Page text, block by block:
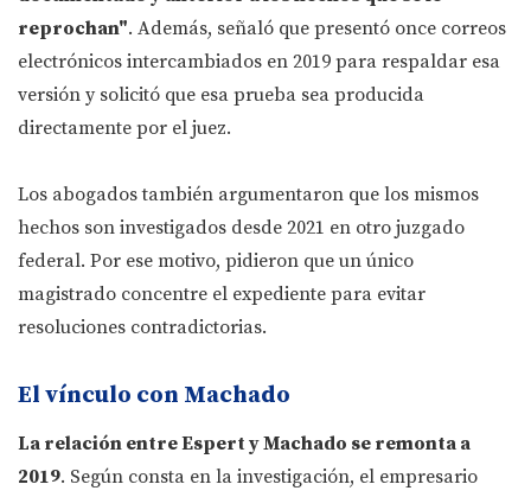
reprochan". Además, señaló que presentó once correos
electrónicos intercambiados en 2019 para respaldar esa
versión y solicitó que esa prueba sea producida
directamente por el juez.
Los abogados también argumentaron que los mismos
hechos son investigados desde 2021 en otro juzgado
federal. Por ese motivo, pidieron que un único
magistrado concentre el expediente para evitar
resoluciones contradictorias.
El vínculo con Machado
La relación entre Espert y Machado se remonta a
2019. Según consta en la investigación, el empresario